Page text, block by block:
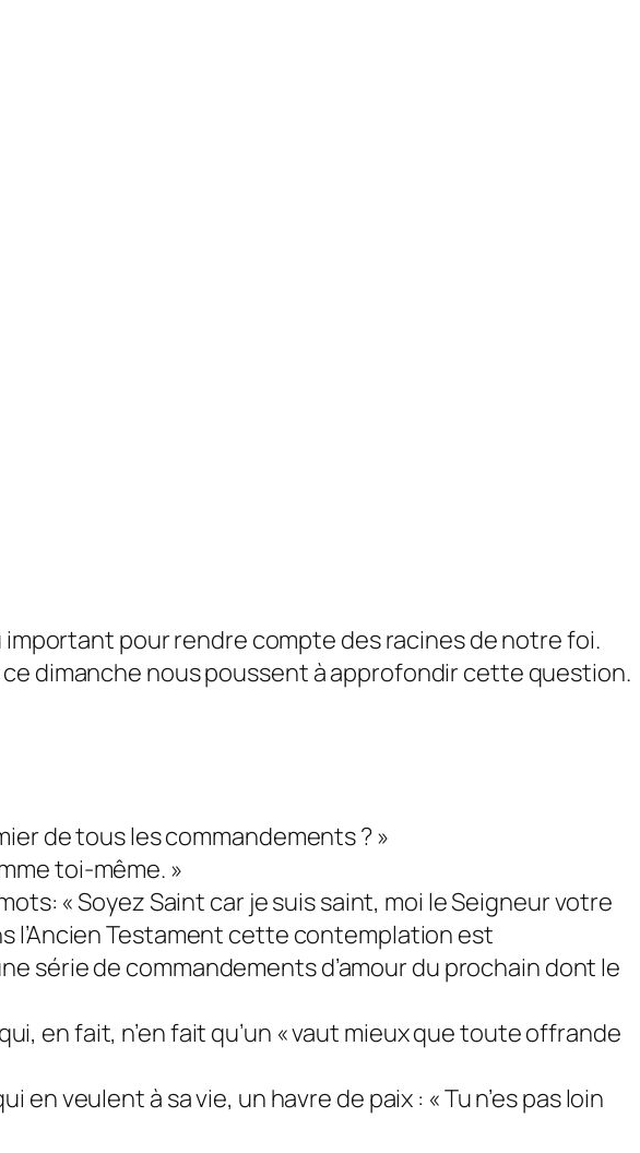
pour rendre compte des racines de notre foi.
dimanche nous poussent à approfondir cette question.
de tous les commandements ? »
toi-même. »
« Soyez Saint car je suis saint, moi le Seigneur votre
l’Ancien Testament cette contemplation est
série de commandements d’amour du prochain dont le
en fait, n’en fait qu’un « vaut mieux que toute offrande
veulent à sa vie, un havre de paix : « Tu n’es pas loin